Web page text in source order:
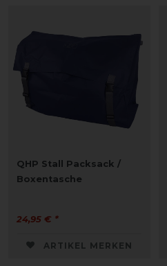
QHP Stall Packsack /
Boxentasche
24,95 € *
ARTIKEL MERKEN